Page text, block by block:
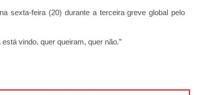
sexta-feira (20) durante a terceira greve global pelo
vindo, quer queiram, quer não.”